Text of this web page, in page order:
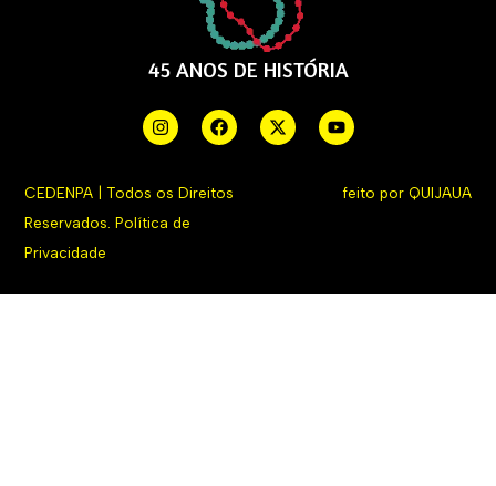
45 ANOS DE HISTÓRIA
CEDENPA | Todos os Direitos
Reservados.Política de
Privacidade
feito por QUIJAUA